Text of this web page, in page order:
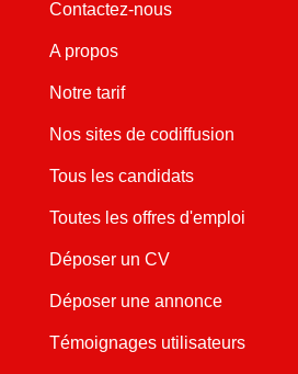
Contactez-nous
A propos
Notre tarif
Nos sites de codiffusion
Tous les candidats
Toutes les offres d'emploi
Déposer un CV
Déposer une annonce
Témoignages utilisateurs